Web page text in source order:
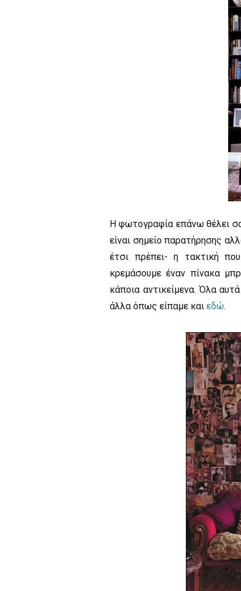
Η φωτογραφία επάνω θέλει
είναι σημείο παρατήρησης
έτσι πρέπει- η τακτική
κρεμάσουμε έναν πίνακα
κάποια αντικείμενα. Όλα
άλλα όπως είπαμε και εδώ.